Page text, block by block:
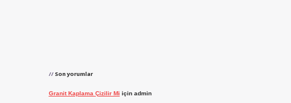
Son yorumlar
Granit Kaplama Çizilir Mi için admin